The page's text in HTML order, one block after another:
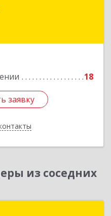
18
заявку
Минская область,
Подробнее
заявку
из соседних